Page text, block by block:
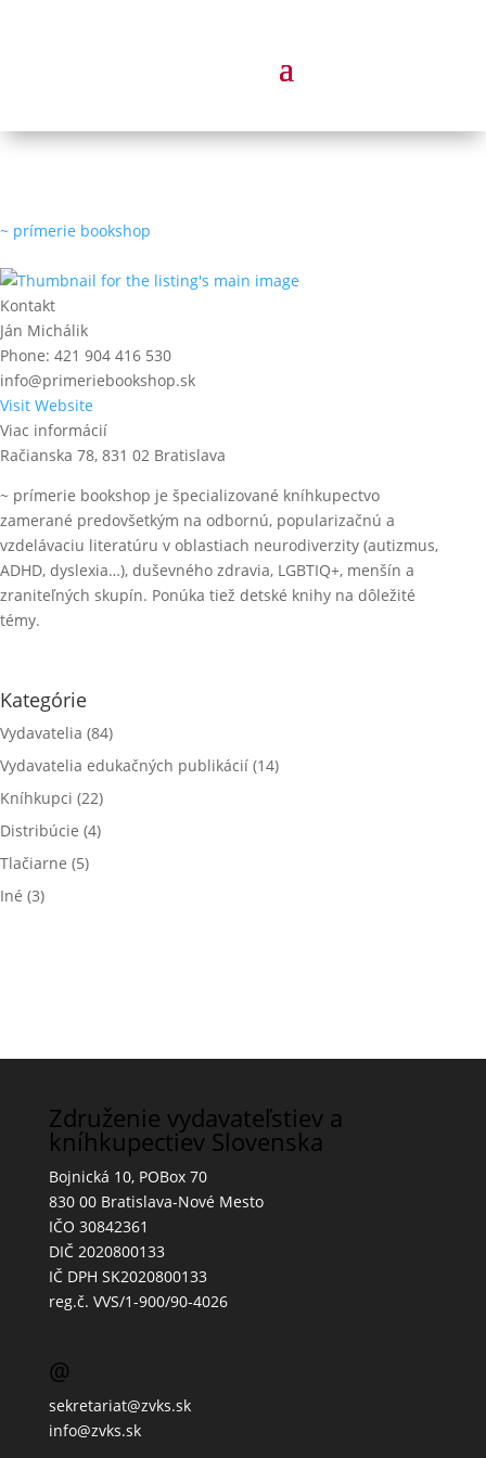
~ prímerie bookshop
Kontakt
Ján Michálik
Phone: 421 904 416 530
info@primeriebookshop.sk
Visit Website
Viac informácií
Račianska 78, 831 02 Bratislava
~ prímerie bookshop je špecializované kníhkupectvo
zamerané predovšetkým na odbornú, popularizačnú a
vzdelávaciu literatúru v oblastiach neurodiverzity (autizmus,
ADHD, dyslexia…), duševného zdravia, LGBTIQ+, menšín a
zraniteľných skupín. Ponúka tiež detské knihy na dôležité
témy.
Kategórie
Vydavatelia (84)
Vydavatelia edukačných publikácií (14)
Kníhkupci (22)
Distribúcie (4)
Tlačiarne (5)
Iné (3)
Združenie vydavateľstiev a
kníhkupectiev Slovenska
Bojnická 10, POBox 70
830 00 Bratislava-Nové Mesto
IČO 30842361
DIČ 2020800133
IČ DPH SK2020800133
reg.č. VVS/1-900/90-4026
@
sekretariat@zvks.sk
info@zvks.sk